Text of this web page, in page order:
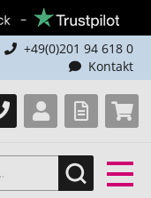
+49(0)201 94 618 0
Kontakt